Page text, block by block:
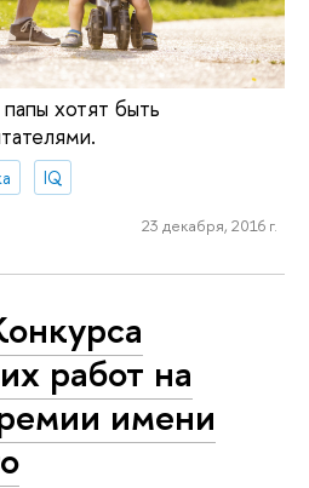
хотят быть
IQ
23 декабря, 2016 г.
работ на
имени